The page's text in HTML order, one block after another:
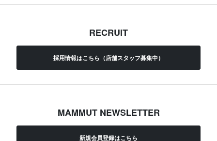
RECRUIT
採用情報はこちら（店舗スタッフ募集中）
MAMMUT NEWSLETTER
新規会員登録はこちら